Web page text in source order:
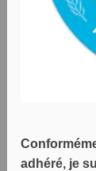
adhéré, je